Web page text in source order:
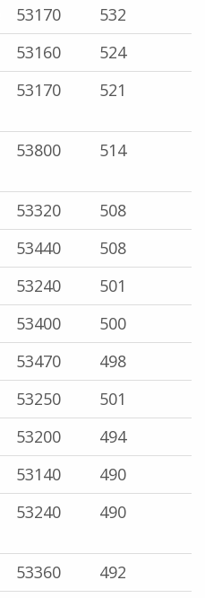
53170
532
53160
524
53170 521
53800 514
53320
508
53440
508
53240
501
53400
500
53470
498
53250
501
53200
494
53140
490
53240 490
53360
492